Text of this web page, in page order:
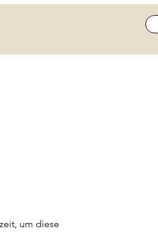
um diese